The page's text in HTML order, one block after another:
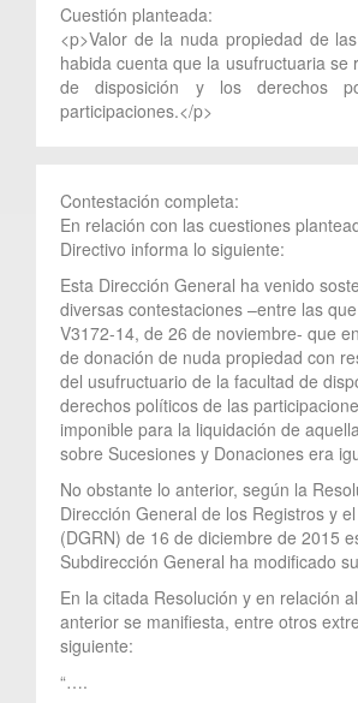
Cuestión planteada:
<p>Valor de la nuda propiedad de
habida cuenta que la usufructuaria se
de disposición y los derechos
participaciones.</p>
Contestación completa:
En relación con las cuestiones
Directivo informa lo siguiente:
Esta Dirección General ha venido
diversas contestaciones –entre las
V3172-14, de 26 de noviembre- que
de donación de nuda propiedad con
del usufructuario de la facultad de
derechos políticos de las
imponible para la liquidación de
sobre Sucesiones y Donaciones era
No obstante lo anterior, según la
Dirección General de los Registros y
(DGRN) de 16 de diciembre de 2015
Subdirección General ha modificado
En la citada Resolución y en relación
anterior se manifiesta, entre otros
siguiente:
“….